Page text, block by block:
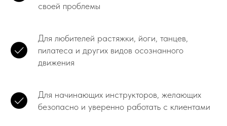
своей проблемы
Для любителей растяжки, йоги, танцев,
пилатеса и других видов осознанного
движения
Для начинающих инструкторов, желающих
безопасно и уверенно работать с клиентами